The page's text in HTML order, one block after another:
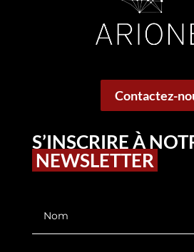
Contactez-
S’INSCRIRE À
NEWSLETTER